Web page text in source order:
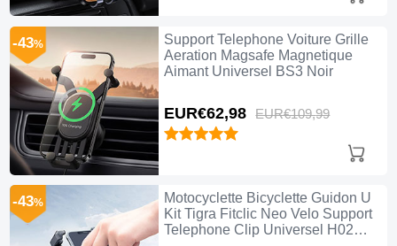
Support Telephone Voiture Grille
Aeration Magsafe Magnetique
Aimant Universel BS3 Noir
EUR€62,98 EUR€109,99
-43%
Motocyclette Bicyclette Guidon U
Kit Tigra Fitclic Neo Velo Support
Telephone Clip Universel H02
-43%